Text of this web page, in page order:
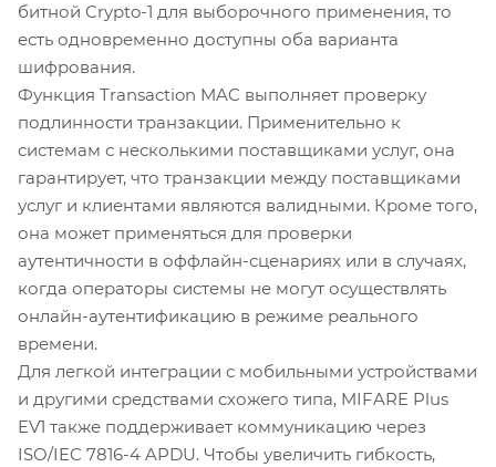
битной Crypto-1 для выборочного применения, то
есть одновременно доступны оба варианта
шифрования.
Функция Transaction MAC выполняет проверку
подлинности транзакции. Применительно к
системам с несколькими поставщиками услуг, она
гарантирует, что транзакции между поставщиками
услуг и клиентами являются валидными. Кроме того,
она может применяться для проверки
аутентичности в оффлайн-сценариях или в случаях,
когда операторы системы не могут осуществлять
онлайн-аутентификацию в режиме реального
времени.
Для легкой интеграции с мобильными устройствами
и другими средствами схожего типа, MIFARE Plus
EV1 также поддерживает коммуникацию через
ISO/IEC 7816-4 APDU. Чтобы увеличить гибкость,